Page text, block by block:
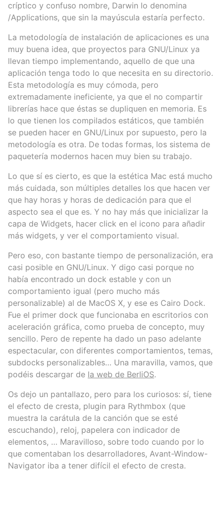
críptico y confuso nombre, Darwin lo denomina
/Applications, que sin la mayúscula estaría perfecto.
La metodología de instalación de aplicaciones es una
muy buena idea, que proyectos para GNU/Linux ya
llevan tiempo implementando, aquello de que una
aplicación tenga todo lo que necesita en su directorio.
Esta metodología es muy cómoda, pero
extremadamente ineficiente, ya que el no compartir
librerías hace que éstas se dupliquen en memoria. Es
lo que tienen los compilados estáticos, que también
se pueden hacer en GNU/Linux por supuesto, pero la
metodología es otra. De todas formas, los sistema de
paquetería modernos hacen muy bien su trabajo.
Lo que sí es cierto, es que la estética Mac está mucho
más cuidada, son múltiples detalles los que hacen ver
que hay horas y horas de dedicación para que el
aspecto sea el que es. Y no hay más que inicializar la
capa de Widgets, hacer click en el icono para añadir
más widgets, y ver el comportamiento visual.
Pero eso, con bastante tiempo de personalización, era
casi posible en GNU/Linux. Y digo casi porque no
había encontrado un dock estable y con un
comportamiento igual (pero mucho más
personalizable) al de MacOS X, y ese es Cairo Dock.
Fue el primer dock que funcionaba en escritorios con
aceleración gráfica, como prueba de concepto, muy
sencillo. Pero de repente ha dado un paso adelante
espectacular, con diferentes comportamientos, temas,
subdocks personalizables… Una maravilla, vamos, que
podéis descargar de la web de BerliOS.
Os dejo un pantallazo, pero para los curiosos: sí, tiene
el efecto de cresta, plugin para Rythmbox (que
muestra la carátula de la canción que se esté
escuchando), reloj, papelera con indicador de
elementos, … Maravilloso, sobre todo cuando por lo
que comentaban los desarrolladores, Avant-Window-
Navigator iba a tener difícil el efecto de cresta.